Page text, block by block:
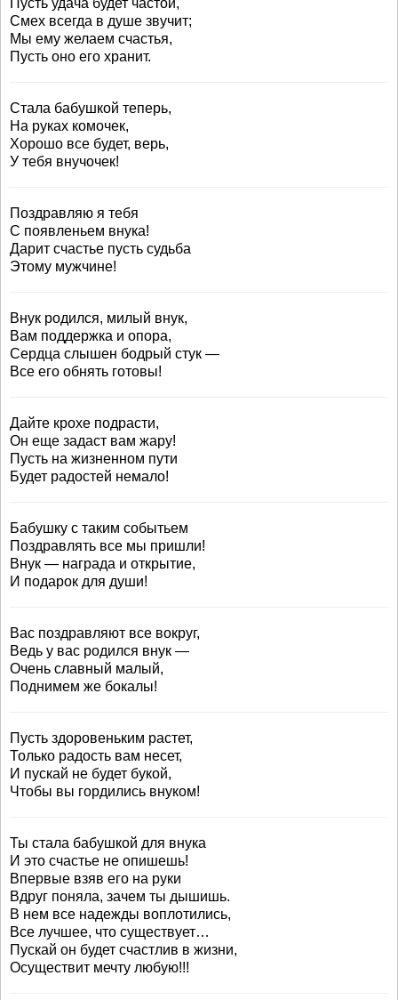
Пусть удача будет частой,
Смех всегда в душе звучит;
Мы ему желаем счастья,
Пусть оно его хранит.
Стала бабушкой теперь,
На руках комочек,
Хорошо все будет, верь,
У тебя внучочек!
Поздравляю я тебя
С появленьем внука!
Дарит счастье пусть судьба
Этому мужчине!
Внук родился, милый внук,
Вам поддержка и опора,
Сердца слышен бодрый стук —
Все его обнять готовы!
Дайте крохе подрасти,
Он еще задаст вам жару!
Пусть на жизненном пути
Будет радостей немало!
Бабушку с таким событьем
Поздравлять все мы пришли!
Внук — награда и открытие,
И подарок для души!
Вас поздравляют все вокруг,
Ведь у вас родился внук —
Очень славный малый,
Поднимем же бокалы!
Пусть здоровеньким растет,
Только радость вам несет,
И пускай не будет букой,
Чтобы вы гордились внуком!
Ты стала бабушкой для внука
И это счастье не опишешь!
Впервые взяв его на руки
Вдруг поняла, зачем ты дышишь.
В нем все надежды воплотились,
Все лучшее, что существует…
Пускай он будет счастлив в жизни,
Осуществит мечту любую!!!